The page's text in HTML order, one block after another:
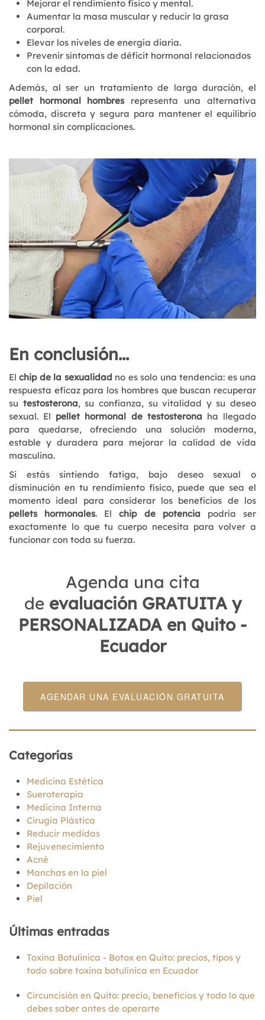
Mejorar el rendimiento físico y mental.
Aumentar la masa muscular y reducir la grasa
corporal.
Elevar los niveles de energía diaria.
Prevenir síntomas de déficit hormonal relacionados
con la edad.
Además, al ser un tratamiento de larga duración, el
pellet hormonal hombresrepresenta una alternativa
cómoda, discreta y segura para mantener el equilibrio
hormonal sin complicaciones.
En conclusión...
Elchip de la sexualidad no es solo una tendencia: es una
respuesta eficaz para los hombres que buscan recuperar
su testosterona, su confianza, su vitalidad y su deseo
sexual. El pellet hormonal de testosterona ha llegado
para quedarse, ofreciendo una solución moderna,
estable y duradera para mejorar la calidad de vida
masculina.
Si estás sintiendo fatiga, bajo deseo sexual o
disminución en tu rendimiento físico, puede que sea el
momento ideal para considerar los beneficios de los
pellets hormonales. Elchip de potencia podría ser
exactamente lo que tu cuerpo necesita para volver a
funcionar con toda su fuerza.
Agenda una cita
de evaluación GRATUITA y
PERSONALIZADA en Quito -
Ecuador
AGENDAR UNA EVALUACIÓN GRATUITA
Categorías
Medicina Estética
Sueroterapia
Medicina Interna
Cirugía Plástica
Reducir medidas
Rejuvenecimiento
Acné
Manchas en la piel
Depilación
Piel
Últimas entradas
Toxina Botulinica - Botox en Quito: precios, tipos y
todo sobre toxina botulínica en Ecuador
Circuncisión en Quito: precio, beneficios y todo lo que
debes saber antes de operarte